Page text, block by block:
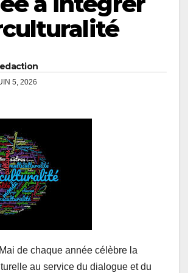
5, 2026
de chaque année célèbre la
au service du dialogue et du